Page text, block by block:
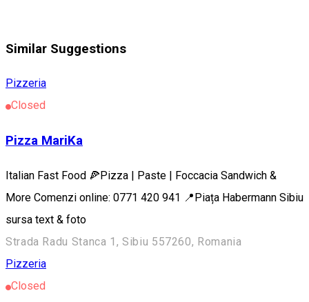
Similar Suggestions
Pizzeria
Closed
Pizza MariKa
Italian Fast Food 🍕Pizza | Paste | Foccacia Sandwich &
More Comenzi online: 0771 420 941 📍Piața Habermann Sibiu
sursa text & foto
Strada Radu Stanca 1, Sibiu 557260, Romania
Pizzeria
Closed